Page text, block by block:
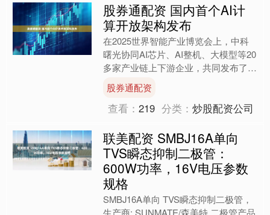
股券通配资 国内首个AI计
算开放架构发布
在2025世界智能产业博览会上，中科
曙光协同AI芯片、AI整机、大模型等20
多家产业链上下游企业，共同发布了国
内首个AI计算开放架构，推出AI超集群
系统，开放多....
股券通配资
查看：219 分类：炒股配资公司
联美配资 SMBJ16A单向
TVS瞬态抑制二极管：
600W功率，16V电压参数
规格
SMBJ16A单向 TVS瞬态抑制二极管，
生产商: SUNMATE/森美特 二极管产品